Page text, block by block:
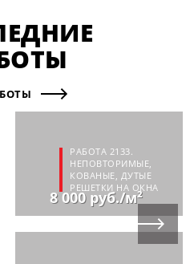
РАБОТА 2133.
НЕПОВТОРИМЫЕ,
КОВАНЫЕ, ДУТЫЕ
РЕШЕТКИ НА ОКНА
8 000 руб./м²